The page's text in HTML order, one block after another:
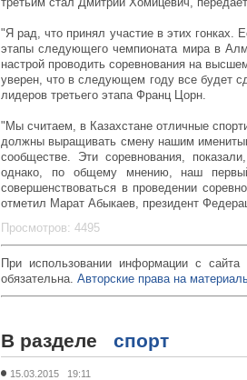
"Я рад, что принял участие в этих гонках.
этапы следующего чемпионата мира в
настрой проводить соревнования на
уверен, что в следующем году все будет
лидеров третьего этапа Франц Цорн.
"Мы считаем, в Казахстане отличные
должны выращивать смену нашим
сообществе. Эти соревнования,
однако, по общему мнению, наш
совершенствоваться в проведении
отметил Марат Абыкаев, президент
Просмотров: 4495
При использовании информации с сайта
обязательна. Авторские права на
В разделе спорт
15.03.2015 19:11